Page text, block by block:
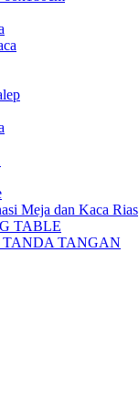
Meja dan Kaca Rias
TABLE
TANDA TANGAN